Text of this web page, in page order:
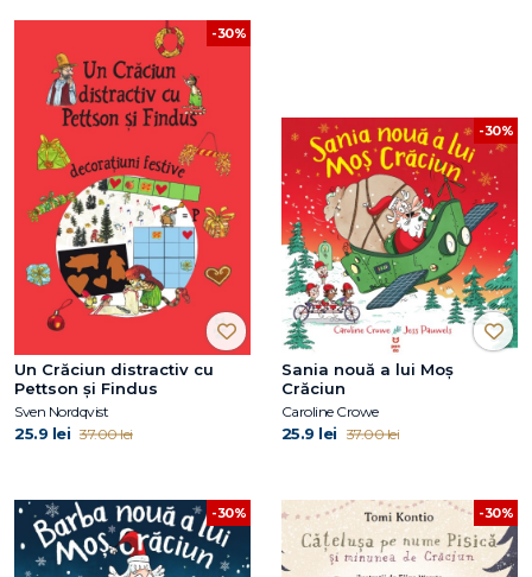
-30%
Un Crăciun distractiv cu
Pettson și Findus
Sven Nordqvist
25.9 lei 37.00 lei
-30%
Sania nouă a lui Moș
Crăciun
Caroline Crowe
25.9 lei 37.00 lei
-30% -30%